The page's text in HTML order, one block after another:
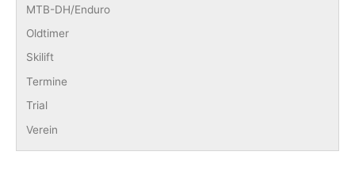
MTB-DH/Enduro
Oldtimer
Skilift
Termine
Trial
Verein